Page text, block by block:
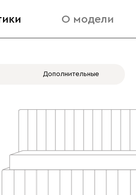
О модели
Дополнительные